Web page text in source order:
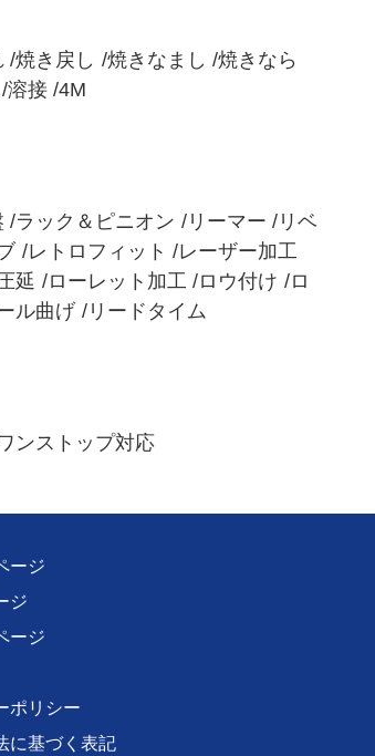
焼き戻し 焼きなまし
焼きなら
溶接 4M
ラック＆ピニオン リーマー
リベ
レトロフィット
レーザー加工
延 ローレット加工 ロウ付け ロ
ル曲げ リードタイム
ンストップ対応
ージ
ジ
ージ
ポリシー
に基づく表記